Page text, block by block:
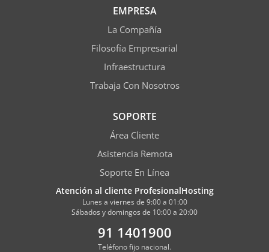
EMPRESA
La Compañía
Filosofía Empresarial
Infraestructura
Trabaja Con Nosotros
SOPORTE
Área Cliente
Asistencia Remota
Soporte En Línea
Atención al cliente ProfesionalHosting
Lunes a viernes de 9:00 a 01:00
Sábados y domingos de 10:00 a 20:00
91 1401900
Teléfono fijo nacional.